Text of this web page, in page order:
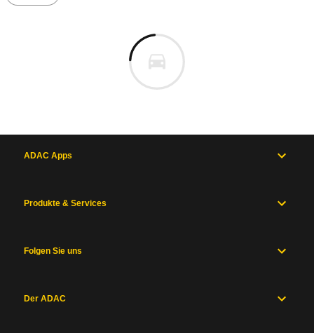
ADAC Apps
Produkte & Services
Folgen Sie uns
Der ADAC